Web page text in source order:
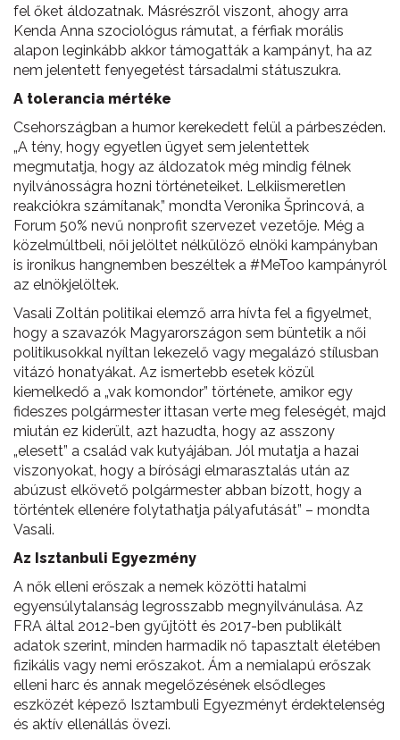
fel őket áldozatnak. Másrészről viszont, ahogy arra
Kenda Anna szociológus rámutat, a férfiak morális
alapon leginkább akkor támogatták a kampányt, ha az
nem jelentett fenyegetést társadalmi státuszukra.
A tolerancia mértéke
Csehországban a humor kerekedett felül a párbeszéden.
„A tény, hogy egyetlen ügyet sem jelentettek
megmutatja, hogy az áldozatok még mindig félnek
nyilvánosságra hozni történeteiket. Lelkiismeretlen
reakciókra számítanak,” mondta Veronika Šprincová, a
Forum 50% nevű nonprofit szervezet vezetője. Még a
közelmúltbeli, női jelöltet nélkülöző elnöki kampányban
is ironikus hangnemben beszéltek a #MeToo kampányról
az elnökjelöltek.
Vasali Zoltán politikai elemző arra hívta fel a figyelmet,
hogy a szavazók Magyarországon sem büntetik a női
politikusokkal nyíltan lekezelő vagy megalázó stílusban
vitázó honatyákat. Az ismertebb esetek közül
kiemelkedő a „vak komondor” története, amikor egy
fideszes polgármester ittasan verte meg feleségét, majd
miután ez kiderült, azt hazudta, hogy az asszony
„elesett” a család vak kutyájában. Jól mutatja a hazai
viszonyokat, hogy a bírósági elmarasztalás után az
abúzust elkövető polgármester abban bízott, hogy a
történtek ellenére folytathatja pályafutását” – mondta
Vasali.
Az Isztanbuli Egyezmény
A nők elleni erőszak a nemek közötti hatalmi
egyensúlytalanság legrosszabb megnyilvánulása. Az
FRA által 2012-ben gyűjtött és 2017-ben publikált
adatok szerint, minden harmadik nő tapasztalt életében
fizikális vagy nemi erőszakot. Ám a nemialapú erőszak
elleni harc és annak megelőzésének elsődleges
eszközét képező Isztambuli Egyezményt érdektelenség
és aktív ellenállás övezi.